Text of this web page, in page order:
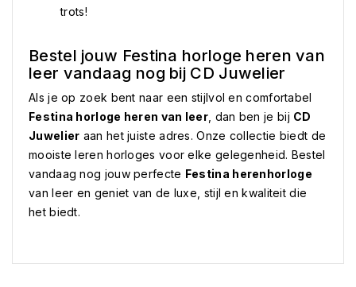
trots!
Bestel jouw Festina horloge heren van
leer vandaag nog bij CD Juwelier
Als je op zoek bent naar een stijlvol en comfortabel
Festina horloge heren van leer , dan ben je bij CD
Juwelier aan het juiste adres. Onze collectie biedt de
mooiste leren horloges voor elke gelegenheid. Bestel
vandaag nog jouw perfecte Festina herenhorloge
van leer en geniet van de luxe, stijl en kwaliteit die
het biedt.